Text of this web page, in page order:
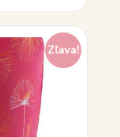
Zľava!